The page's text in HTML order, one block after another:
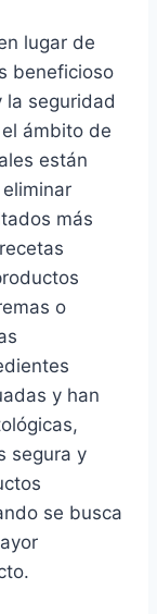
lugar de
beneficioso
la seguridad
ámbito de
están
más
o
y han
segura y
se busca